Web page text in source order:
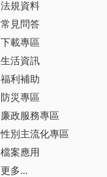
法規資料
常見問答
下載專區
生活資訊
福利補助
防災專區
廉政服務專區
性別主流化專區
檔案應用
更多...